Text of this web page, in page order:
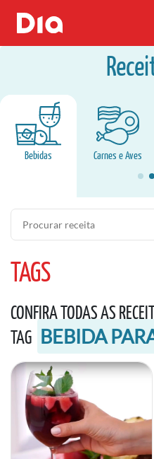
Bebidas Carnes e Aves
Pesquisa
TAGS
CONFIRA TODAS AS
TAG BEBIDA